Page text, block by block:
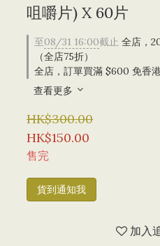
咀嚼片) X 60片
至08/31 16:00截止 全店，
（全店75折）
全店，訂單買滿 $600 免香
查看更多
HK$300.00
HK$150.00
售完
貨到通知我
加入